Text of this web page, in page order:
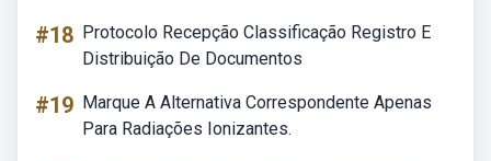
#18 Protocolo Recepção Classificação Registro E
Distribuição De Documentos
#19 Marque A Alternativa Correspondente Apenas
Para Radiações Ionizantes.